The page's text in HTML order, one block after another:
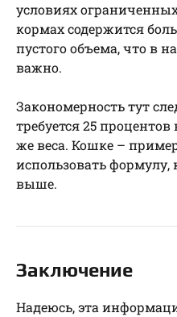
условиях
кормах содержится
пустого объема, что в
важно.
Закономерность тут
требуется 25
же веса. Кошке –
использовать
выше.
Заключение
Надеюсь, эта